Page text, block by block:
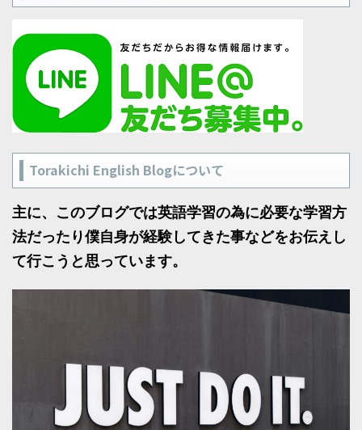
Torakichi English Blogについて
主に、このブログでは英語学習の為に必要な学習方
法だったり僕自身が経験してきた事などをお伝えし
て行こうと思っています。